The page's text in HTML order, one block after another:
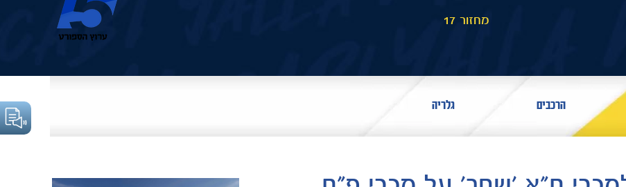
מחזור 17
הרכבים גלריה